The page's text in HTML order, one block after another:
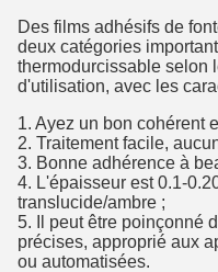
Des films adhésifs de
deux catégories
thermodurcissable selon
d'utilisation, avec les
1. Ayez un bon cohérent
2. Traitement facile,
3. Bonne adhérence à
4. L'épaisseur est 0.1-
translucide/ambre ;
5. Il peut être poinçonné
précises, approprié aux
ou automatisées.